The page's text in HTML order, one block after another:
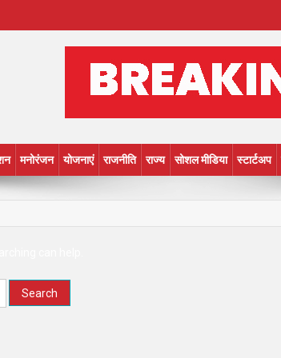
मनोरंजन योजनाएं राजनीति राज्य सोशल मीडिया स्टार्टअप